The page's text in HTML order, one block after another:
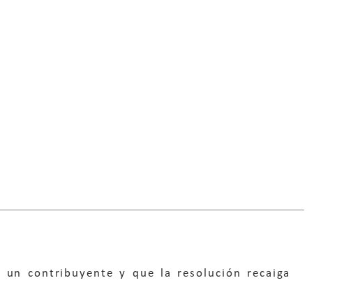
contribuyente y que la resolución recaiga